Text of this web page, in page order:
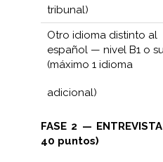
tribunal)
Otro idioma distinto al
español — nivel B1 o
(máximo 1 idioma
adicional)
FASE 2 —
40 puntos)